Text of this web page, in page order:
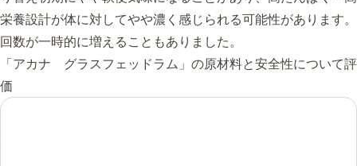
栄養設計が体に対してやや濃く感じられる可能性があります。
回数が一時的に増えることもありました。
「アカナ グラスフェッドラム」の原材料と安全性について評
価